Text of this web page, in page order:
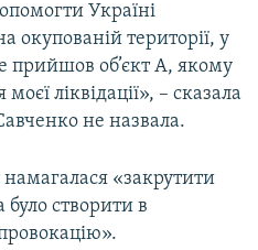
Україні
окупованій території, у
прийшов об’єкт А, якому
ліквідації», – сказала
не назвала.
«закрутити
створити в